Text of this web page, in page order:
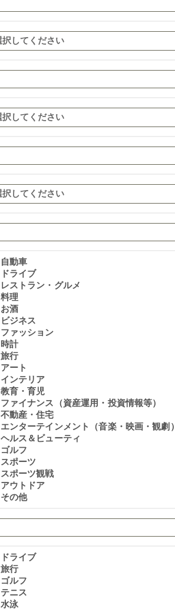
自動車
ドライブ
レストラン・グルメ
料理
お酒
ビジネス
ファッション
時計
旅行
アート
インテリア
教育・育児
ファイナンス（資産運用・投資情報等）
不動産・住宅
エンターテインメント（音楽・映画・観劇）
ヘルス＆ビューティ
ゴルフ
スポーツ
スポーツ観戦
アウトドア
その他
ドライブ
旅行
ゴルフ
テニス
水泳